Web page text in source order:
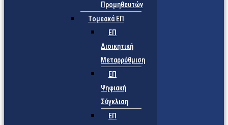
Προμηθευτών
Τομεακά ΕΠ
ΕΠ
Διοικητική
Μεταρρύθμιση
ΕΠ
Ψηφιακή
Σύγκλιση
ΕΠ